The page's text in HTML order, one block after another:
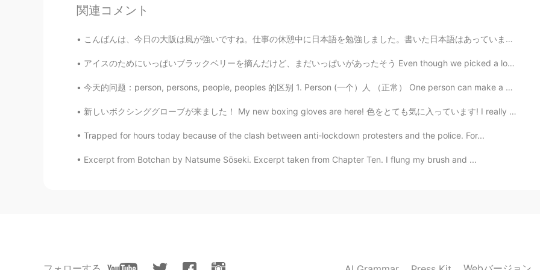
関連コメント
こんばんは、今日の大阪は風が強いですね。仕事の休憩中に日本語を勉強しました。書いた日本語はあっていますか？ちなみに、今日のTOEIC 単語です。覚えましょう。💕📝 Definitive 最も信...
アイスのためにいっぱいブラックベリーを摘んだけど、まだいっぱいがあったそう Even though we picked a lot of blackberries for ice cream, ...
今天的问题：person, persons, people, peoples 的区别 1. Person (一个）人 （正常） One person can make a big diff...
新しいボクシンググローブが来ました！ My new boxing gloves are here! 色をとても気に入っています! I really love the color! 早く使い...
Trapped for hours today because of the clash between anti-lockdown protesters and the police. For...
Excerpt from Botchan by Natsume Sōseki. Excerpt taken from Chapter Ten. I flung my brush and ...